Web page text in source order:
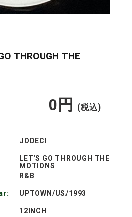
THROUGH THE
価
0円 (税込)
JODECI
LET'S GO THROUGH THE
MOTIONS
R&B
UPTOWN/US/1993
12INCH